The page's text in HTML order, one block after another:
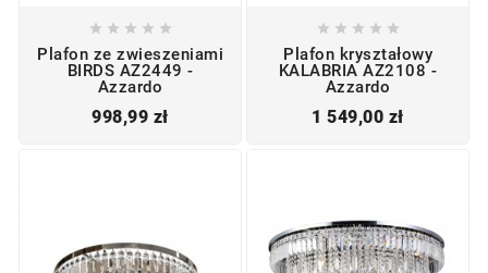
    
Plafon ze zwieszeniami
BIRDS AZ2449 -
Azzardo
998,99 złCena
    
Plafon kryształowy
KALABRIA AZ2108 -
Azzardo
1 549,00 złCena